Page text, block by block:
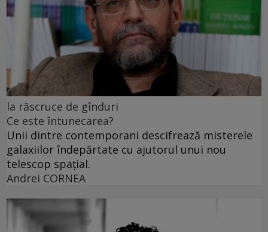
la răscruce de gînduri
Ce este întunecarea?
Unii dintre contemporani descifrează misterele
galaxiilor îndepărtate cu ajutorul unui nou
telescop spațial.
Andrei CORNEA